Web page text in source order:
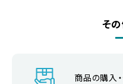
そ
商品の購入